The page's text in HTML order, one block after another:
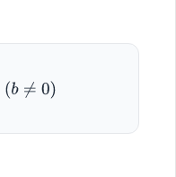
b≠0 )